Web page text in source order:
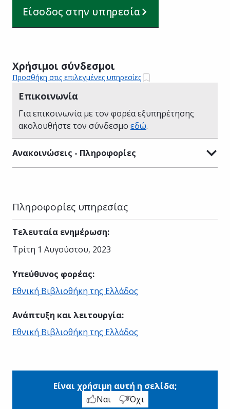
Είσοδος στην υπηρεσία
Χρήσιμοι σύνδεσμοι
Προσθήκη στις επιλεγμένες υπηρεσίες
Επικοινωνία
Για επικοινωνία με τον φορέα εξυπηρέτησης
ακολουθήστε τον σύνδεσμο εδώ.
Ανακοινώσεις - Πληροφορίες
Πληροφορίες υπηρεσίας
Τελευταία ενημέρωση:
Τρίτη 1 Αυγούστου, 2023
Υπεύθυνος φορέας:
Εθνική Βιβλιοθήκη της Ελλάδος
Ανάπτυξη και λειτουργία:
Εθνική Βιβλιοθήκη της Ελλάδος
Είναι χρήσιμη αυτή η σελίδα;
Ναι
Όχι